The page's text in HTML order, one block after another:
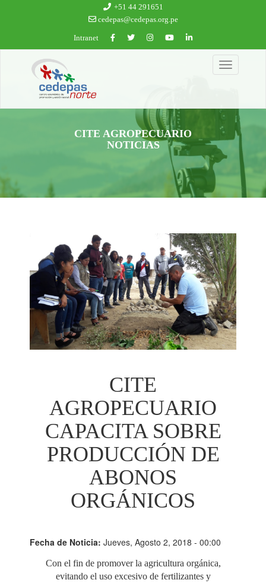
+51 44 291651
cedepas@cedepas.org.pe
Intranet
Toggle
navigation
CITE AGROPECUARIO
NOTICIAS
CITE
AGROPECUARIO
CAPACITA SOBRE
PRODUCCIÓN DE
ABONOS
ORGÁNICOS
Fecha de Noticia: Jueves, Agosto 2, 2018 - 00:00
Con el fin de promover la agricultura orgánica,
evitando el uso excesivo de fertilizantes y